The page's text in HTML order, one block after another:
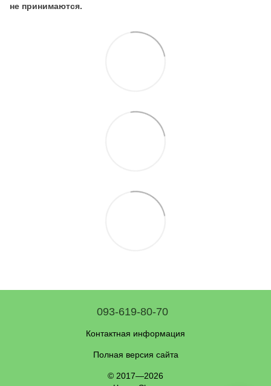
не принимаются.
093-619-80-70
Контактная информация
Полная версия сайта
© 2017—2026